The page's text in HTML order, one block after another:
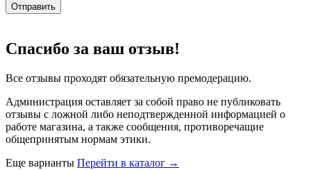
Отправить
Спасибо за ваш отзыв!
Все отзывы проходят обязательную премодерацию.
Администрация оставляет за собой право не публиковать
отзывы с ложной либо неподтвержденной информацией о
работе магазина, а также сообщения, противоречащие
общепринятым нормам этики.
Еще варианты Перейти в каталог →